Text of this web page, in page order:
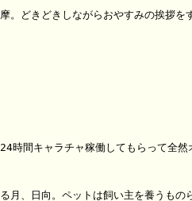
。どきどきしながらおやすみの挨拶を
時間キャラチャ稼働してもらって全然
月、日向。ペットは飼い主を養うもの